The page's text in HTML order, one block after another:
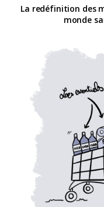
La redéfinition des
monde